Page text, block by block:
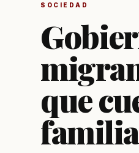
SOCIEDAD
que